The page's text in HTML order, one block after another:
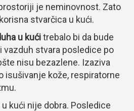
je neminovnost. Zato
stvarčica u kući.
u kućitrebalo bi da bude
vazduh stvara posledice po
nisu bezazlene. Izaziva
isušivanje kože, respiratorne
kući nije dobra. Posledice